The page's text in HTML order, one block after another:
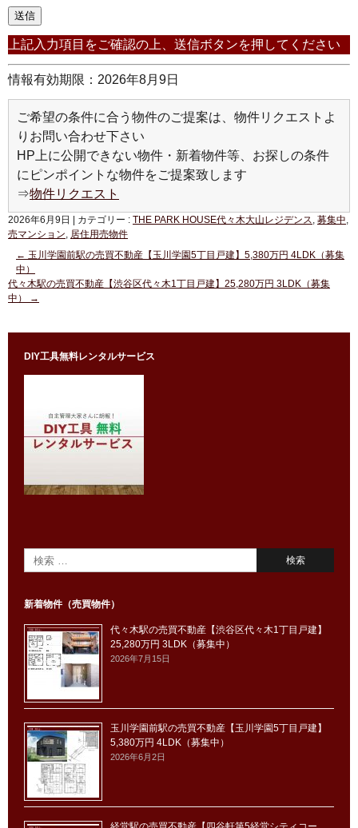
上記入力項目をご確認の上、送信ボタンを押してください
情報有効期限：2026年8月9日
ご希望の条件に合う物件のご提案は、物件リクエストよ
りお問い合わせ下さい
HP上に公開できない物件・新着物件等、お探しの条件
にピンポイントな物件をご提案致します
⇒物件リクエスト
2026年6月9日 カテゴリー : THE PARK HOUSE代々木大山レジデンス, 募集中,
売マンション, 居住用売物件
← 玉川学園前駅の売買不動産【玉川学園5丁目戸建】5,380万円 4LDK（募集
中）
代々木駅の売買不動産【渋谷区代々木1丁目戸建】25,280万円 3LDK（募集
中）
→
DIY工具無料レンタルサービス
新着物件（売買物件）
代々木駅の売買不動産【渋谷区代々木1丁目戸建】
25,280万円 3LDK（募集中）
2026年7月15日
玉川学園前駅の売買不動産【玉川学園5丁目戸建】
5,380万円 4LDK（募集中）
2026年6月2日